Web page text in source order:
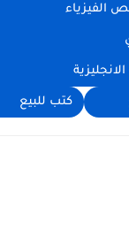
الفيزياء
كتب للبيع